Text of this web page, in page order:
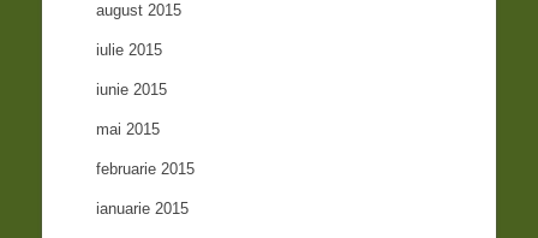
august 2015
iulie 2015
iunie 2015
mai 2015
februarie 2015
ianuarie 2015